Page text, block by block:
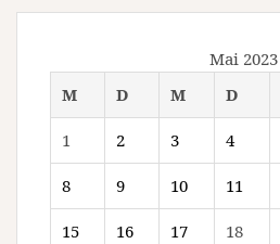
Mai 2023
M
D M D
1 2 3 4
8 9 10 11
15 16 17 18